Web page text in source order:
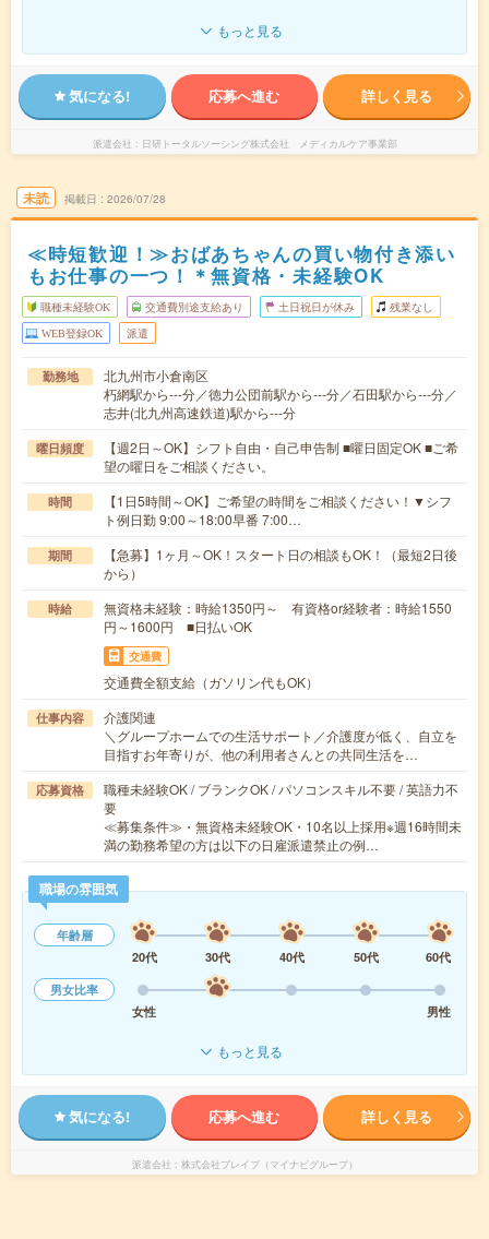
もっと見る
気になる! 応募へ進む 詳しく見る
派遣会社 日研トータルソーシング株式会社 メディカルケア事業部
未読 掲載日 2026/07/28
≪時短歓迎！≫おばあちゃんの買い物付き添い
もお仕事の一つ！＊無資格・未経験OK
職種未経験OK 交通費別途支給あり 土日祝日が休み 残業なし
WEB登録OK 派遣
勤務地
北九州市小倉南区
朽網駅から---分／徳力公団前駅から---分／石田駅から---分／
志井(北九州高速鉄道)駅から---分
曜日頻度
【週2日～OK】シフト自由・自己申告制 ■曜日固定OK ■ご希
望の曜日をご相談ください。
時間
【1日5時間～OK】ご希望の時間をご相談ください！▼シフ
ト例日勤 9:00～18:00早番 7:00…
期間
【急募】1ヶ月～OK！スタート日の相談もOK！（最短2日後
から）
時給
無資格未経験：時給1350円～ 有資格or経験者：時給1550
円～1600円 ■日払いOK
交通費
交通費全額支給（ガソリン代もOK）
仕事内容
介護関連
＼グループホームでの生活サポート／介護度が低く、自立を
目指すお年寄りが、他の利用者さんとの共同生活を…
応募資格
職種未経験OK / ブランクOK / パソコンスキル不要 / 英語力不
要
≪募集条件≫・無資格未経験OK・10名以上採用※週16時間未
満の勤務希望の方は以下の日雇派遣禁止の例…
職場の雰囲気
年齢層
20代
30代 40代 50代
60代
男女比率
女性
男性
もっと見る
気になる! 応募へ進む 詳しく見る
派遣会社 株式会社ブレイブ（マイナビグループ）